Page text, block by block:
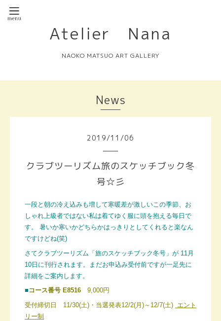
Atelier Nana
NAOKO MATSUO ART GALLERY
News
2019/11 /06
クラブツーリズム旅のスケッチブック冬
号☆彡
一段と朝の冷え込みも増して寒暖差が激しいこの季節、お
しゃれ上級者ではない私は着てゆく服に頭を抱える毎日で
す。 暑いか寒いかどちらかはっきりとしてくれると楽なん
ですけどね(笑)
さてクラブツーリズム「旅のスケッチブック冬号」が 11月
10日に刊行されます。まだお申込み受付前ですが一足先に
詳細をご案内します。
■ コース番号 E8516
9,000円
受付締切日 11/30(土)・当選発表12/2(月)～12/7(土) エント
リー制